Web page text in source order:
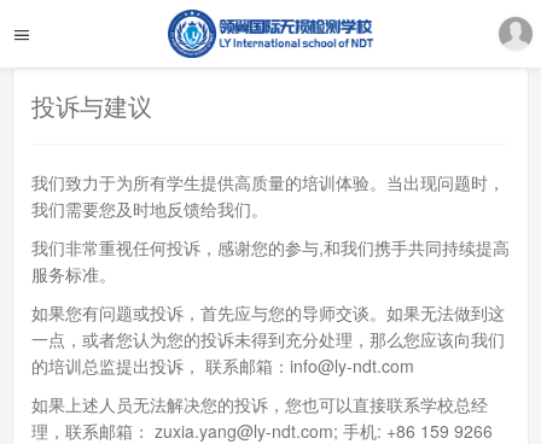
投诉与建议
我们致力于为所有学生提供高质量的培训体验。当出现问题时，
我们需要您及时地反馈给我们。
我们非常重视任何投诉，感谢您的参与,和我们携手共同持续提高
服务标准。
如果您有问题或投诉，首先应与您的导师交谈。如果无法做到这
一点，或者您认为您的投诉未得到充分处理，那么您应该向我们
的培训总监提出投诉， 联系邮箱：info@ly-ndt.com
如果上述人员无法解决您的投诉，您也可以直接联系学校总经
理，联系邮箱： zuxia.yang@ly-ndt.com; 手机: +86 159 9266